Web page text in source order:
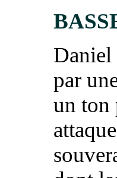
Daniel
par
un